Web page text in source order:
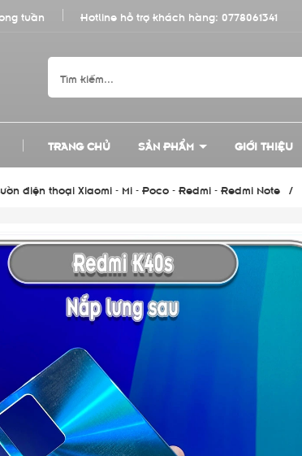
tuần Hotline hỗ trợ khách hàng: 0778061341
TRANG CHỦ SẢN PHẨM GIỚI THIỆU
điện thoại Xiaomi - Mi - Poco - Redmi - Redmi Note /